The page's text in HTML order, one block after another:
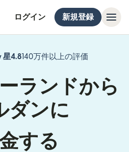
ログイン 新規登録
星4.8140万件以上の評価
（別ウィン
ランドから
ダンに
する